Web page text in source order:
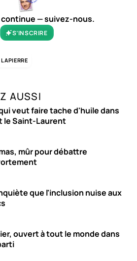
continue — suivez-nous.
S’INSCRIRE
AUSSI
veut faire tache d'huile dans
le Saint-Laurent
mûr pour débattre
que l'inclusion nuise aux
ouvert à tout le monde dans